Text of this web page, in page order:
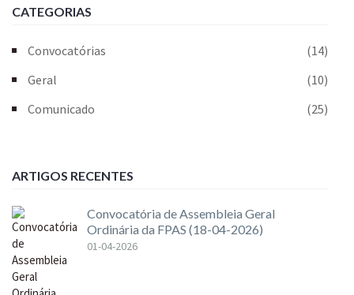
CATEGORIAS
Convocatórias
(14)
Geral
(10)
Comunicado
(25)
ARTIGOS RECENTES
Convocatória de Assembleia Geral
Ordinária da FPAS (18-04-2026)
01-04-2026